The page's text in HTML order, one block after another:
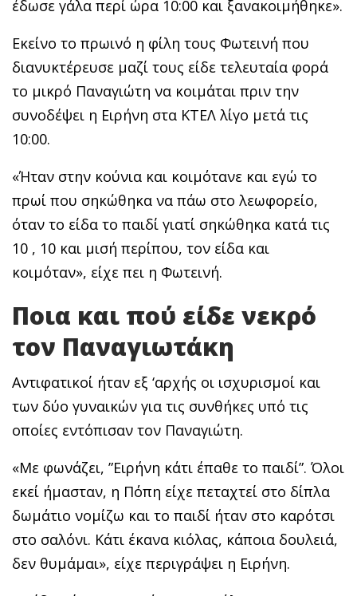
έδωσε γάλα περί ώρα 10:00 και ξανακοιμήθηκε».
Εκείνο το πρωινό η φίλη τους Φωτεινή που
διανυκτέρευσε μαζί τους είδε τελευταία φορά
το μικρό Παναγιώτη να κοιμάται πριν την
συνοδέψει η Ειρήνη στα ΚΤΕΛ λίγο μετά τις
10:00.
«Ήταν στην κούνια και κοιμότανε και εγώ το
πρωί που σηκώθηκα να πάω στο λεωφορείο,
όταν το είδα το παιδί γιατί σηκώθηκα κατά τις
10 , 10 και μισή περίπου, τον είδα και
κοιμόταν», είχε πει η Φωτεινή.
Ποια και πού είδε νεκρό
τον Παναγιωτάκη
Αντιφατικοί ήταν εξ ‘αρχής οι ισχυρισμοί και
των δύο γυναικών για τις συνθήκες υπό τις
οποίες εντόπισαν τον Παναγιώτη.
«Με φωνάζει, ”Ειρήνη κάτι έπαθε το παιδί”. Όλοι
εκεί ήμασταν, η Πόπη είχε πεταχτεί στο δίπλα
δωμάτιο νομίζω και το παιδί ήταν στο καρότσι
στο σαλόνι. Κάτι έκανα κιόλας, κάποια δουλειά,
δεν θυμάμαι», είχε περιγράψει η Ειρήνη.